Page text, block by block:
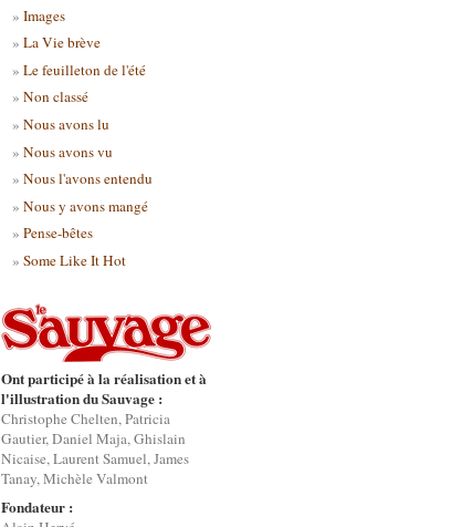
Images
La Vie brève
Le feuilleton de l'été
Non classé
Nous avons lu
Nous avons vu
Nous l'avons entendu
Nous y avons mangé
Pense-bêtes
Some Like It Hot
Ont participé à la réalisation et à
l'illustration du Sauvage :
Christophe Chelten, Patricia
Gautier, Daniel Maja, Ghislain
Nicaise, Laurent Samuel, James
Tanay, Michèle Valmont
Fondateur :